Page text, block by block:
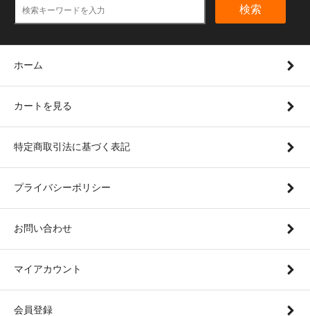
検索
ホーム
カートを見る
特定商取引法に基づく表記
プライバシーポリシー
お問い合わせ
マイアカウント
会員登録